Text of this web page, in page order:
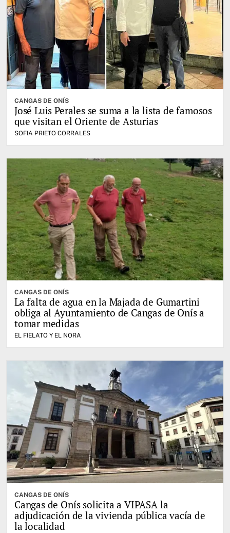
CANGAS DE ONÍS
José Luis Perales se suma a la lista de famosos
que visitan el Oriente de Asturias
SOFIA PRIETO CORRALES
CANGAS DE ONÍS
La falta de agua en la Majada de Gumartini
obliga al Ayuntamiento de Cangas de Onís a
tomar medidas
EL FIELATO Y EL NORA
CANGAS DE ONÍS
Cangas de Onís solicita a VIPASA la
adjudicación de la vivienda pública vacía de
la localidad